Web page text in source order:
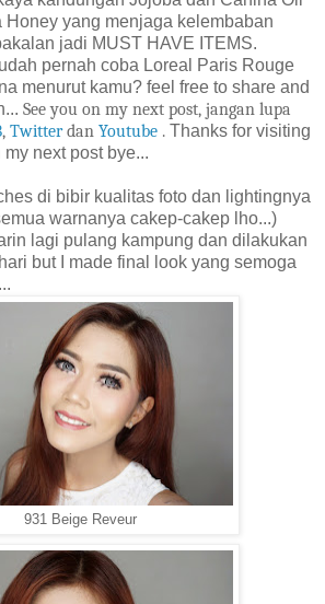
Honey yang menjaga kelembaban
jadi MUST HAVE ITEMS.
pernah coba Loreal Paris Rouge
menurut kamu? feel free to share and
See you on my next post, jangan lupa
, Twitterdan Youtube . Thanks for visiting
next post bye...
di bibir kualitas foto dan lightingnya
warnanya cakep-cakep lho...)
lagi pulang kampung dan dilakukan
but I made final look yang semoga
931Beige Reveur